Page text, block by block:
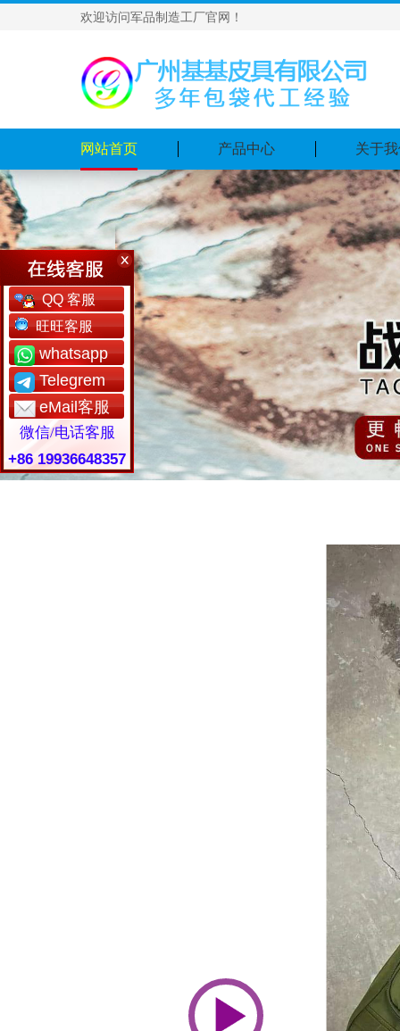
欢迎访问军品制造工厂官网！
网站首页 产品中心 关于
QQ 客服
旺旺客服
whatsapp
Telegrem
eMail客服
微信/电话客服
+86 19936648357